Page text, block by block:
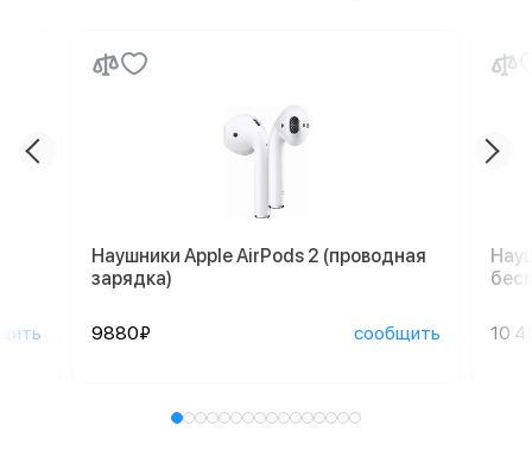
Наушники Apple AirPods 2 (проводная
зарядка)
9880₽ сообщить 10